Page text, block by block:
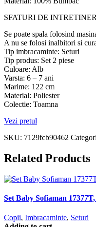
SFATURI DE
Se poate spala folosind
A nu se folosi inalbitori si
Tip imbracaminte: Seturi
Tip produs: Set 2 piese
Culoare: Alb
Varsta: 6 – 7 ani
Marime: 122 cm
Material: Poliester
Colectie: Toamna
Vezi pretul
SKU: 7129fcb90462
Related Products
Set Baby Sofiaman
Copii, Imbracaminte, Seturi